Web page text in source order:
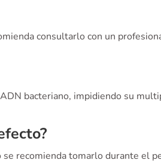
consultarlo con un
bacteriano, impidiendo su
se recomienda tomarlo durante el